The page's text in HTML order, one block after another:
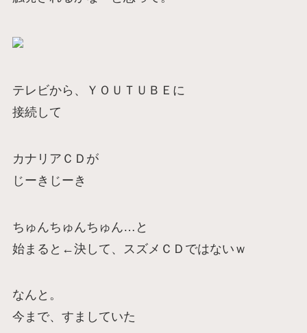
テレビから、ＹＯＵＴＵＢＥに
接続して
カナリアＣＤが
じーきじーき
ちゅんちゅんちゅん…と
始まると←決して、スズメＣＤではないｗ
なんと。
今まで、すましていた